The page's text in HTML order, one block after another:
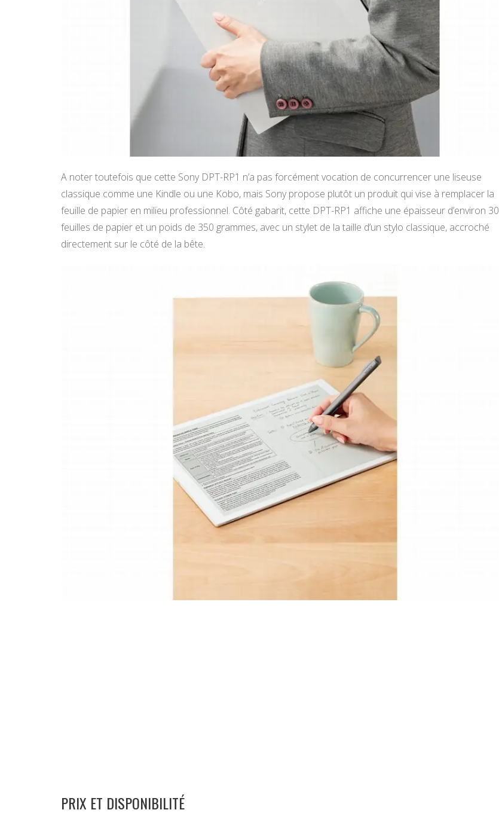
A noter toutefois que cette Sony DPT-RP1 n’a pas forcément vocation de concurrencer une liseuse
classique comme une Kindle ou une Kobo, mais Sony propose plutôt un produit qui vise à remplacer la
feuille de papier en milieu professionnel. Côté gabarit, cette DPT-RP1 affiche une épaisseur d’environ 30
feuilles de papier et un poids de 350 grammes, avec un stylet de la taille d’un stylo classique, accroché
directement sur le côté de la bête.
PRIX ET DISPONIBILITÉ